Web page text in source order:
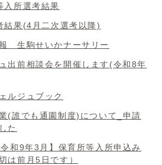
入所選考結果
結果(4月二次選考以降)
生駒せいかナーサリー
出前相談会を開催します(令和8年
ルジュブック
(誰でも通園制度)について_申請
た
和9年3月】保育所等入所申込み
は前月5日です）